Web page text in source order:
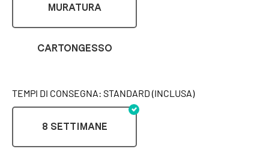
MURATURA
CARTONGESSO
TEMPI DI CONSEGNA: STANDARD (INCLUSA)
8 SETTIMANE